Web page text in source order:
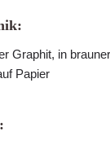
Graphit, in
Papier